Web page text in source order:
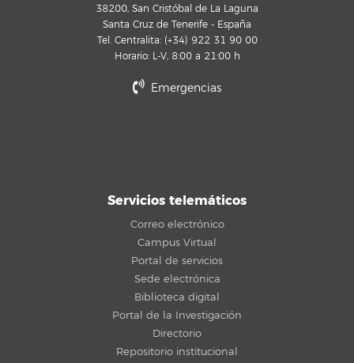
38200, San Cristóbal de La Laguna
Santa Cruz de Tenerife - España
Tel. Centralita: (+34) 922 31 90 00
Horario: L-V, 8:00 a 21:00 h
Emergencias
Servicios telemáticos
Correo electrónico
Campus Virtual
Portal de servicios
Sede electrónica
Biblioteca digital
Portal de la Investigación
Directorio
Repositorio institucional